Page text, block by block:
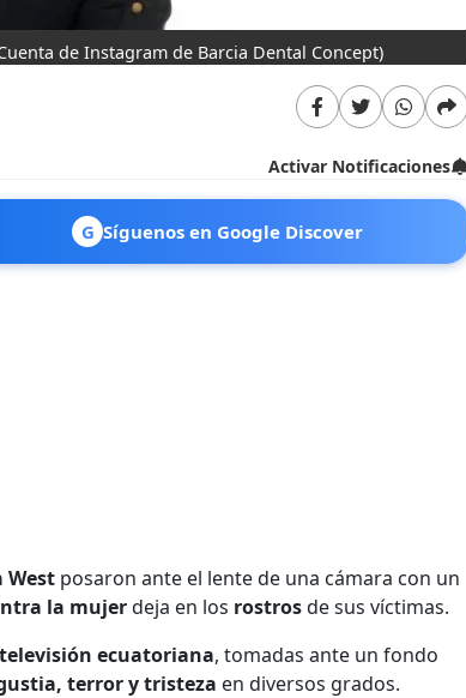
de Instagram de Barcia Dental Concept)
Activar Notificaciones
G Síguenos en Google Discover
West posaron ante el lente de una cámara con un
la mujerdeja en los rostrosde sus víctimas.
televisión ecuatoriana, tomadas ante un fondo
terror y tristeza en diversos grados.